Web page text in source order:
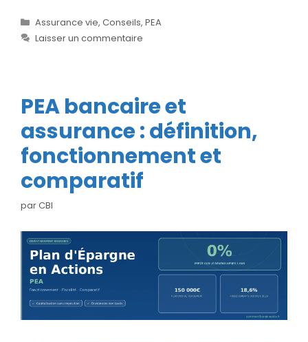
Catégories
Assurance vie, Conseils, PEA
Laisser un commentaire
PEA bancaire et
assurance : définition,
fonctionnement et
comparatif
parCBI